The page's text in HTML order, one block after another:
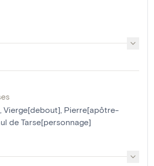
Vierge[debout] Pierre[apôtre-
de Tarse[personnage]